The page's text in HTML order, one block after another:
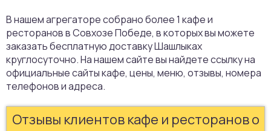
В нашем агрегаторе собрано более 1 кафе и
ресторанов в Совхозе Победе, в которых вы можете
заказать бесплатную доставку Шашлыках
круглосуточно. На нашем сайте вы найдете ссылку на
официальные сайты кафе, цены, меню, отзывы, номера
телефонов и адреса.
Отзывы клиентов кафе и ресторанов о